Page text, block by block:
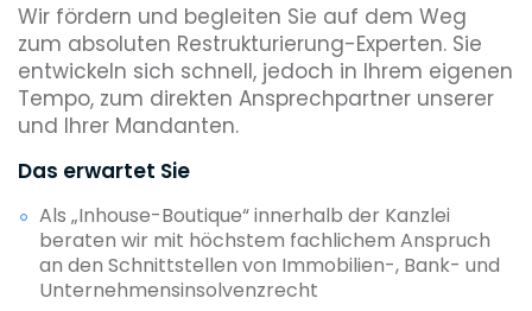
Wir fördern und begleiten Sie auf dem Weg
zum absoluten Restrukturierung-Experten. Sie
entwickeln sich schnell, jedoch in Ihrem eigenen
Tempo, zum direkten Ansprechpartner unserer
und Ihrer Mandanten.
Das erwartet Sie
Als „Inhouse-Boutique“ innerhalb der Kanzlei
beraten wir mit höchstem fachlichem Anspruch
an den Schnittstellen von Immobilien-, Bank- und
Unternehmensinsolvenzrecht